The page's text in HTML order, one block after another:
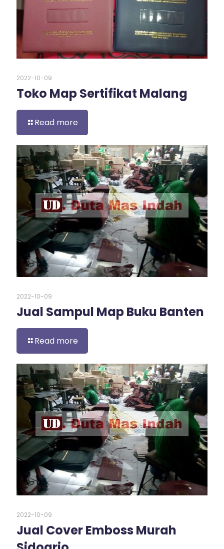
2022-10-09
Toko Map Sertifikat Malang
Read more
2022-10-09
Jual Sampul Map Buku Banten
Read more
2022-10-09
Jual Cover Emboss Murah